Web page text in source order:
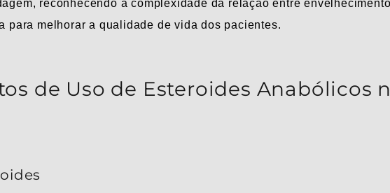
reconhecendo a complexidade da relação entre
para melhorar a qualidade de vida dos pacientes.
de Uso de Esteroides Anabólicos